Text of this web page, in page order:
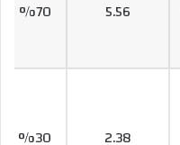
5.56
70
%
2.38
30
%